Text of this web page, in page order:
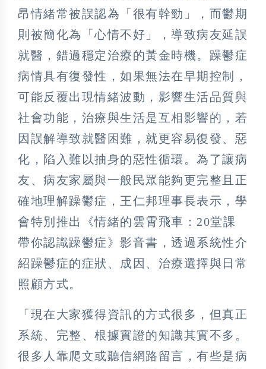
昂情緒常被誤認為「很有幹勁」，而鬱期
則被簡化為「心情不好」，導致病友延誤
就醫，錯過穩定治療的黃金時機。躁鬱症
病情具有復發性，如果無法在早期控制，
可能反覆出現情緒波動，影響生活品質與
社會功能，治療與生活是互相影響的，若
因誤解導致就醫困難，就更容易復發、惡
化，陷入難以抽身的惡性循環。為了讓病
友、病友家屬與一般民眾能夠更完整且正
確地理解躁鬱症，王仁邦理事長表示，學
會特別推出《情緒的雲霄飛車：20堂課
帶你認識躁鬱症》影音書，透過系統性介
紹躁鬱症的症狀、成因、治療選擇與日常
照顧方式。
「現在大家獲得資訊的方式很多，但真正
系統、完整、根據實證的知識其實不多。
很多人靠爬文或聽信網路留言，有些是病